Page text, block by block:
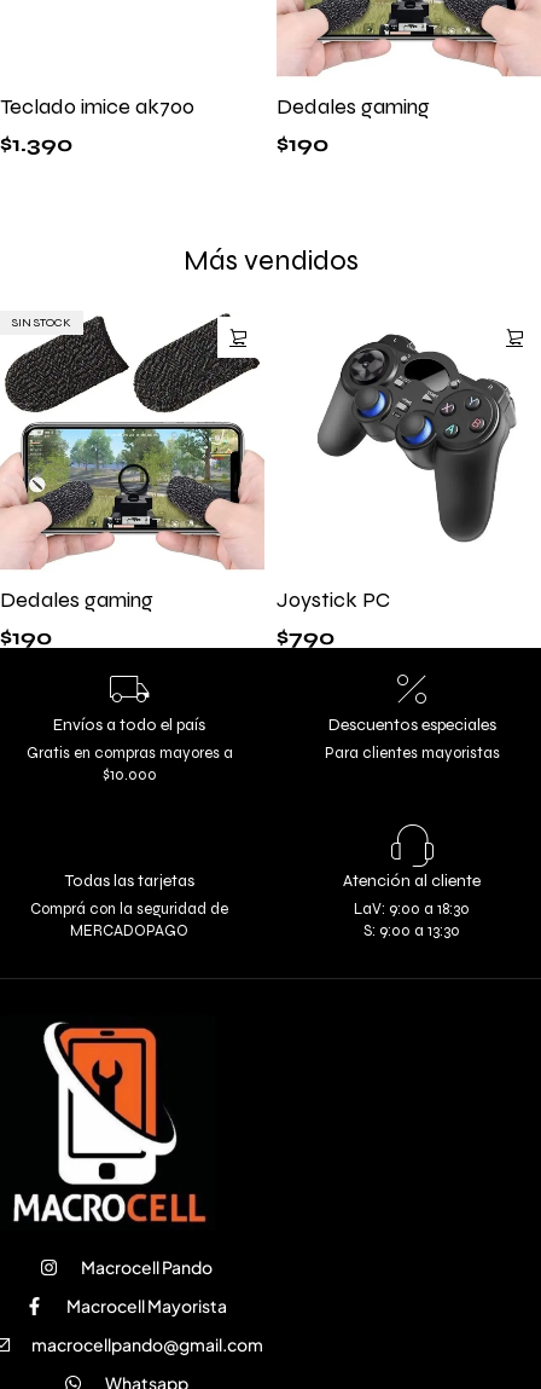
Teclado imice ak700
$1.390
Dedales gaming
$190
Más vendidos
SIN STOCK
Dedales gaming
$190
Joystick PC
$790
Envíos a todo el país
Gratis en compras mayores a
$10.000
Descuentos especiales
Para clientes mayoristas
Todas las tarjetas
Comprá con la seguridad de
MERCADOPAGO
Atención al cliente
LaV: 9:00 a 18:30
S: 9:00 a 13:30
Macrocell Pando
Macrocell Mayorista
macrocellpando@gmail.com
Whatsapp